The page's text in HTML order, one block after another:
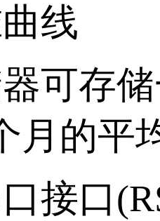
线
可存
月的平
接口